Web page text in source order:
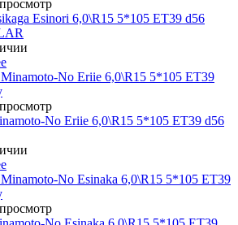
Esinori 6,0\R15 5*105 ET39 d56
No Eriie 6,0\R15 5*105 ET39 d56